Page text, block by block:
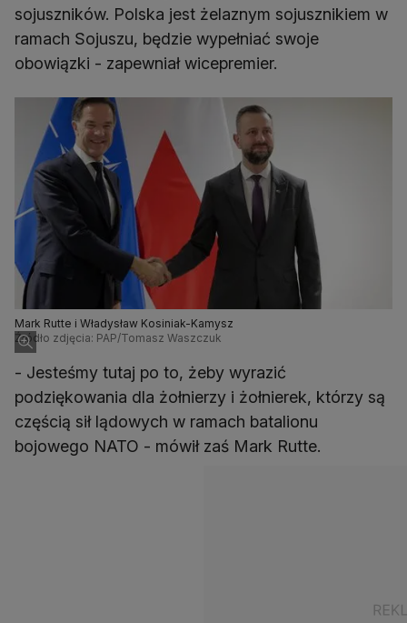
sojuszników. Polska jest żelaznym sojusznikiem w
ramach Sojuszu, będzie wypełniać swoje
obowiązki - zapewniał wicepremier.
Mark Rutte i Władysław Kosiniak-Kamysz
Źródło zdjęcia: PAP/Tomasz Waszczuk
- Jesteśmy tutaj po to, żeby wyrazić
podziękowania dla żołnierzy i żołnierek, którzy są
częścią sił lądowych w ramach batalionu
bojowego NATO - mówił zaś Mark Rutte.